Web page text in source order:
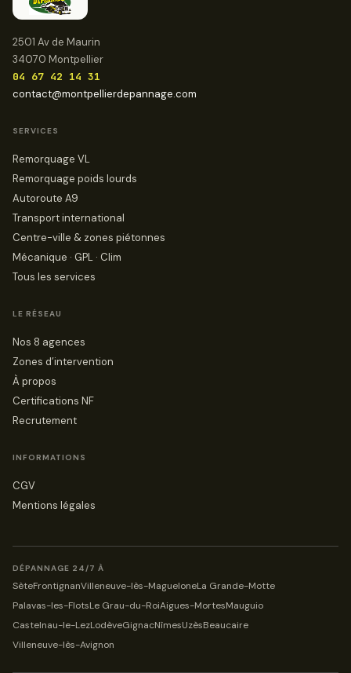
2501 Av de Maurin
34070 Montpellier
04 67 42 14 31
contact@montpellierdepannage.com
SERVICES
Remorquage VL
Remorquage poids lourds
Autoroute A9
Transport international
Centre-ville & zones piétonnes
Mécanique · GPL · Clim
Tous les services
LE RÉSEAU
Nos 8 agences
Zones d’intervention
À propos
Certifications NF
Recrutement
INFORMATIONS
CGV
Mentions légales
DÉPANNAGE 24/7 À
SèteFrontignanVilleneuve-lès-MagueloneLa Grande-Motte
Palavas-les-FlotsLe Grau-du-RoiAigues-MortesMauguio
Castelnau-le-LezLodèveGignacNîmesUzèsBeaucaire
Villeneuve-lès-Avignon